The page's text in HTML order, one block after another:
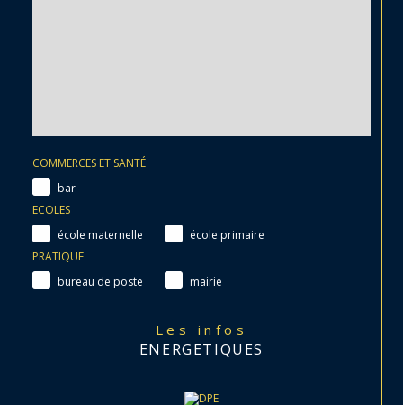
COMMERCES ET SANTÉ
bar
ECOLES
école maternelle
école primaire
PRATIQUE
bureau de poste
mairie
Les infos
ENERGETIQUES